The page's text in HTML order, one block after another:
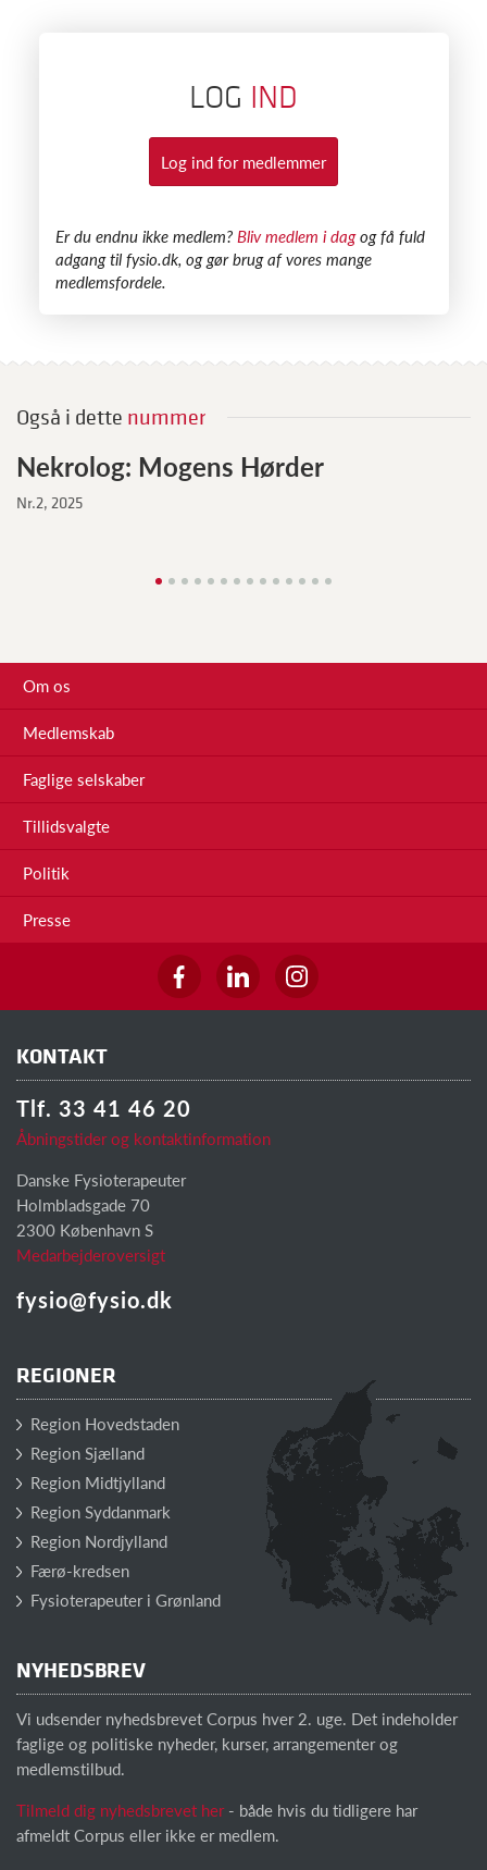
LOG IND
Log ind for medlemmer
​Er du endnu ikke medlem? Bliv medlem i dagog få fuld
adgang til fysio.dk, og gør brug af vores mange
medlemsfordele.
Også i dette nummer
Nekrolog: Mogens Hørder
Nr.2, 2025
Om os
Medlemskab
Faglige selskaber
Tillidsvalgte
Politik
Presse
KONTAKT
Tlf. 33 41 46 20
Åbningstider og kontaktinformation
Danske Fysioterapeuter
Holmbladsgade 70
2300 København S
Medarbejderoversigt
fysio@fysio.dk
REGIONER
Region Hovedstaden
Region Sjælland
Region Midtjylland
Region Syddanmark
Region Nordjylland
Færø-kredsen
Fysioterapeuter i Grønland
NYHEDSBREV
Vi udsender nyhedsbrevet Corpus hver 2. uge. Det indeholder
faglige og politiske nyheder, kurser, arrangementer og
medlemstilbud.
Tilmeld dig nyhedsbrevet her- både hvis du tidligere har
afmeldt Corpus eller ikke er medlem.